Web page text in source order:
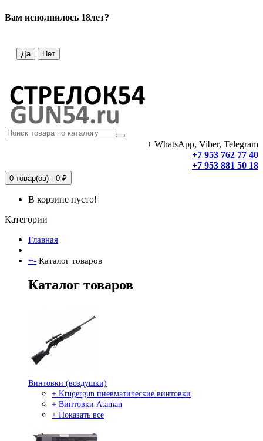
Вам исполнилось 18лет?
Да Нет
+ WhatsApp, Viber, Telegram
+7 953 762 77 40
+7 953 881 50 18
0 товар(ов) - 0 ₽
В корзине пусто!
Категории
Главная
+- Каталог товаров
Каталог товаров
Винтовки (воздушки)
+ Krugergun пневматические винтовки
+ Винтовки Ataman
+ Показать все